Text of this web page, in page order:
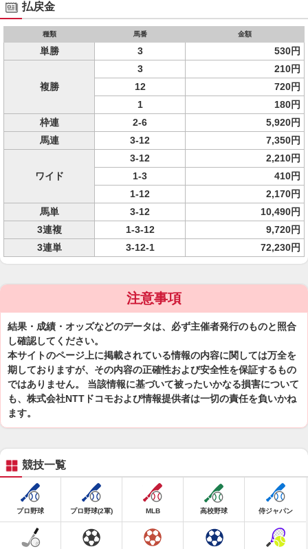
払戻金
種類 馬番 金額
単勝 3 530円
複勝
3
210円
12
720円
1
180円
枠連
2-6
5,920円
馬連
3-12 7,350円
ワイド
3-12
2,210円
1-3
410円
1-12
2,170円
馬単
3-12
10,490円
3連複
1-3-12
9,720円
3連単
3-12-1 72,230円
注意事項
結果・成績・オッズなどのデータは、必ず主催者発行のものと照合
し確認してください。
本サイトのページ上に掲載されている情報の内容に関しては万全を
期しておりますが、その内容の正確性および安全性を保証するもの
ではありません。 当該情報に基づいて被ったいかなる損害について
も、株式会社NTTドコモおよび情報提供者は一切の責任を負いかね
ます。
競技一覧
プロ野球 プロ野球(2軍) MLB 高校野球 侍ジャパン